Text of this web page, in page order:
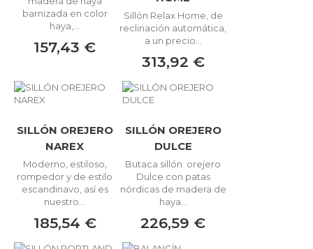
barnizada en color
haya,...
157,43 €
Sillón Relax Home, de
reclinación automática,
a un precio...
313,92 €
SILLÓN OREJERO
NAREX
Moderno, estiloso,
rompedor y de estilo
escandinavo, así es
nuestro...
185,54 €
SILLÓN OREJERO
DULCE
Butaca sillón orejero
Dulce con patas
nórdicas de madera de
haya...
226,59 €